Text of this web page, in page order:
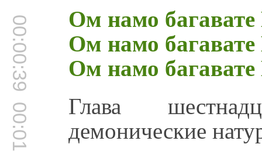
00:00:39 Ом намо багавате
Ом намо багавате
Ом намо багавате
Глава
демонические